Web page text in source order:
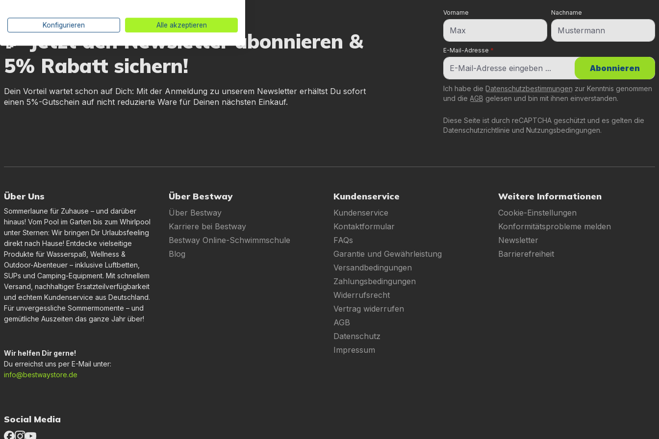
🎉 Jetzt den Newsletter abonnieren &
5% Rabatt sichern!
Dein Vorteil wartet schon auf Dich: Mit der Anmeldung zu unserem Newsletter erhältst Du sofort
einen 5%-Gutschein auf nicht reduzierte Ware für Deinen nächsten Einkauf.
E-Mail-Adresse *
Vorname Nachname
Diese Seite ist durch reCAPTCHA geschützt und es gelten die
Datenschutzrichtlinie und Nutzungsbedingungen.
Ich habe die Datenschutzbestimmungen zur Kenntnis genommen
und die AGB gelesen und bin mit ihnen einverstanden.
Abonnieren
Über Uns
Sommerlaune für Zuhause – und darüber
hinaus! Vom Pool im Garten bis zum Whirlpool
unter Sternen: Wir bringen Dir Urlaubsfeeling
direkt nach Hause! Entdecke vielseitige
Produkte für Wasserspaß, Wellness &
Outdoor-Abenteuer – inklusive Luftbetten,
SUPs und Camping-Equipment. Mit schnellem
Versand, nachhaltiger Ersatzteilverfügbarkeit
und echtem Kundenservice aus Deutschland.
Für unvergessliche Sommermomente – und
gemütliche Auszeiten das ganze Jahr über!
Wir helfen Dir gerne!
Du erreichst uns per E-Mail unter:
info@bestwaystore.de
Über Bestway
Über Bestway
Karriere bei Bestway
Bestway Online-Schwimmschule
Blog
Kundenservice
Kundenservice
Kontaktformular
FAQs
Garantie und Gewährleistung
Versandbedingungen
Zahlungsbedingungen
Widerrufsrecht
Vertrag widerrufen
AGB
Datenschutz
Impressum
Weitere Informationen
Cookie-Einstellungen
Konformitätsprobleme melden
Newsletter
Barrierefreiheit
Social Media
Konfigurieren Alle akzeptieren